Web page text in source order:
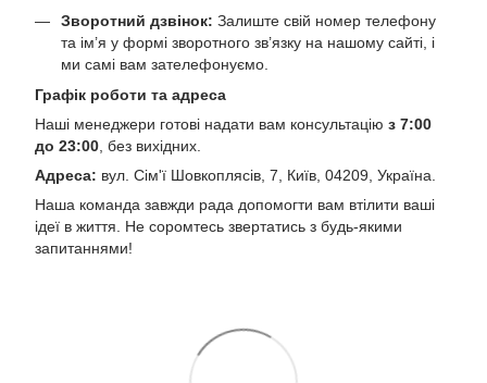
Зворотний дзвінок: Залиште свій номер телефону
та ім’я у формі зворотного зв’язку на нашому сайті, і
ми самі вам зателефонуємо.
Графік роботи та адреса
Наші менеджери готові надати вам консультацію з 7:00
до 23:00, без вихідних.
Адреса: вул. Сім'ї Шовкоплясів, 7, Київ, 04209, Україна.
Наша команда завжди рада допомогти вам втілити ваші
ідеї в життя. Не соромтесь звертатись з будь-якими
запитаннями!